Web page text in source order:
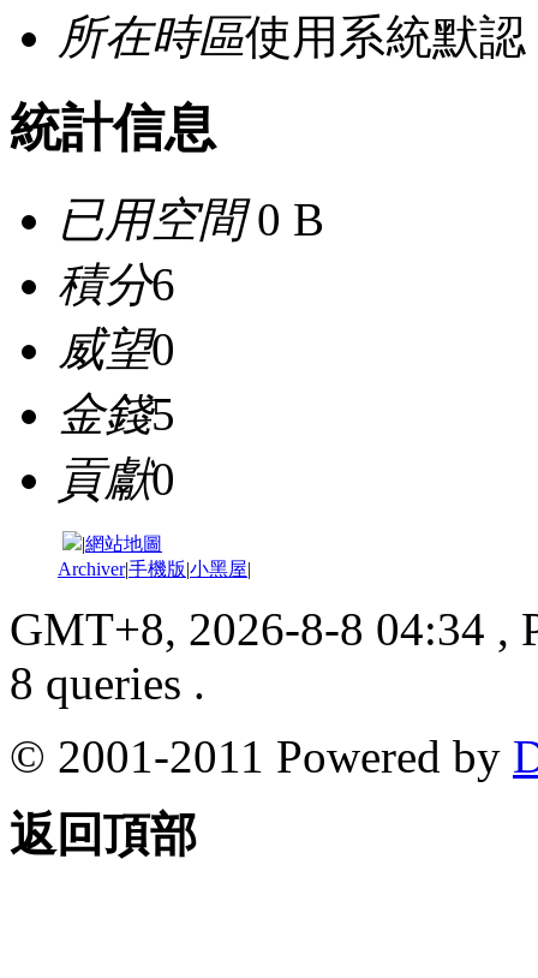
所在時區使用系統默認
統計信息
已用空間0 B
積分6
威望0
金錢5
貢獻0
|網站地圖
Archiver|手機版|小黑屋|
GMT+8, 2026-8-8 04:34 ,
8 queries .
© 2001-2011 Powered by
返回頂部